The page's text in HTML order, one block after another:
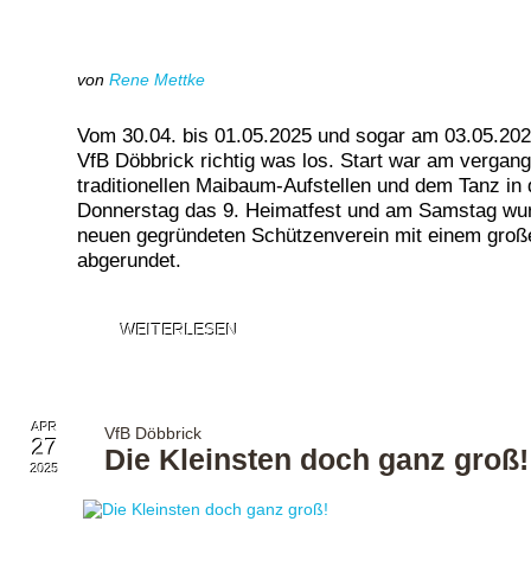
von Rene Mettke
Vom 30.04. bis 01.05.2025 und sogar am
VfB Döbbrick richtig was los. Start war am
traditionellen Maibaum-Aufstellen und dem Tanz
Donnerstag das 9. Heimatfest und am Samstag
neuen gegründeten Schützenverein mit einem
abgerundet.
WEITERLESEN
APR
27
2025
VfB Döbbrick
Die Kleinsten doch ganz groß!